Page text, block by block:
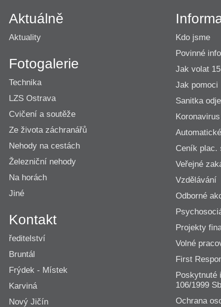
Aktuálně
Aktuality
Fotogalerie
Technika
LZS Ostrava
Cvičení a soutěže
Ze života záchranářů
Nehody na cestách
Železniční nehody
Na horách
Jiné
Kontakt
ředitelství
Bruntál
Frýdek - Místek
Karviná
Nový Jičín
Kdo jsme
Povinné
Jak volat
Jak pomoci
Sanitka
Koronavirus
Ceník plac.
Veřejné
Vzdělávání
Odborné
Projekty
Volné
First
Poskytnuté
106/1999
Ochrana